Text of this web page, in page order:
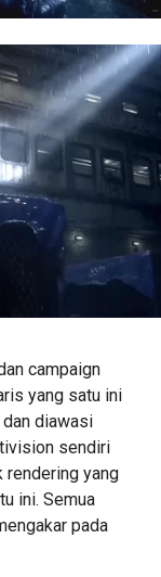
campaign
yang satu ini
diawasi
sendiri
rendering yang
ini. Semua
pada